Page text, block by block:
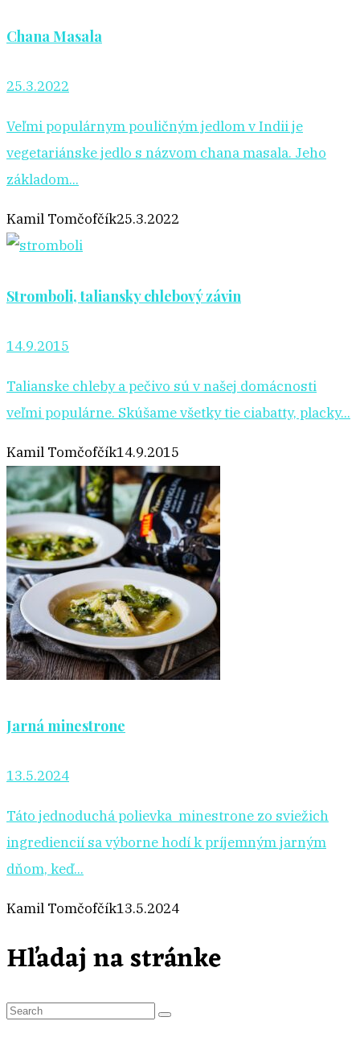
Chana Masala
25.3.2022
Veľmi populárnym pouličným jedlom v Indii je
vegetariánske jedlo s názvom chana masala. Jeho
základom...
Kamil Tomčofčík25.3.2022
Stromboli, taliansky chlebový závin
14.9.2015
Talianske chleby a pečivo sú v našej domácnosti
veľmi populárne. Skúšame všetky tie ciabatty, placky...
Kamil Tomčofčík14.9.2015
Jarná minestrone
13.5.2024
Táto jednoduchá polievka minestrone zo sviežich
ingrediencií sa výborne hodí k príjemným jarným
dňom, keď...
Kamil Tomčofčík13.5.2024
Hľadaj na stránke
S